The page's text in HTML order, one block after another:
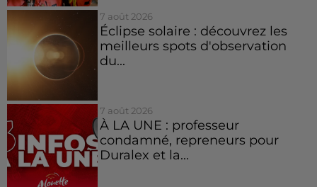
7 août 2026
Éclipse solaire : découvrez les
meilleurs spots d'observation
du...
7 août 2026
À LA UNE : professeur
condamné, repreneurs pour
Duralex et la...